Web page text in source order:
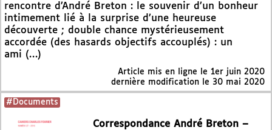
rencontre d’André Breton : le souvenir d’un bonheur
intimement lié à la surprise d’une heureuse
découverte ; double chance mystérieusement
accordée (des hasards objectifs accouplés) : un
ami (…)
Article mis en ligne le 1er juin 2020
dernière modification le 30 mai 2020
#Documents
Correspondance André Breton –